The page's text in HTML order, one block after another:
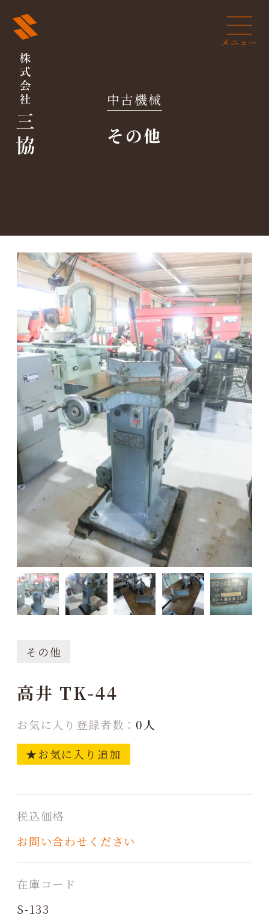
メニュー
中古機械
その他
その他
高井 TK-44
★お気に入り追加
お気に入り登録者数： 0人
税込価格
お問い合わせください
在庫コード
S-133